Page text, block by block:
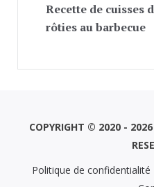
Recette de cuisses
rôties au barbecue
COPYRIGHT © 2020 - 2026
Politique de confidentialité